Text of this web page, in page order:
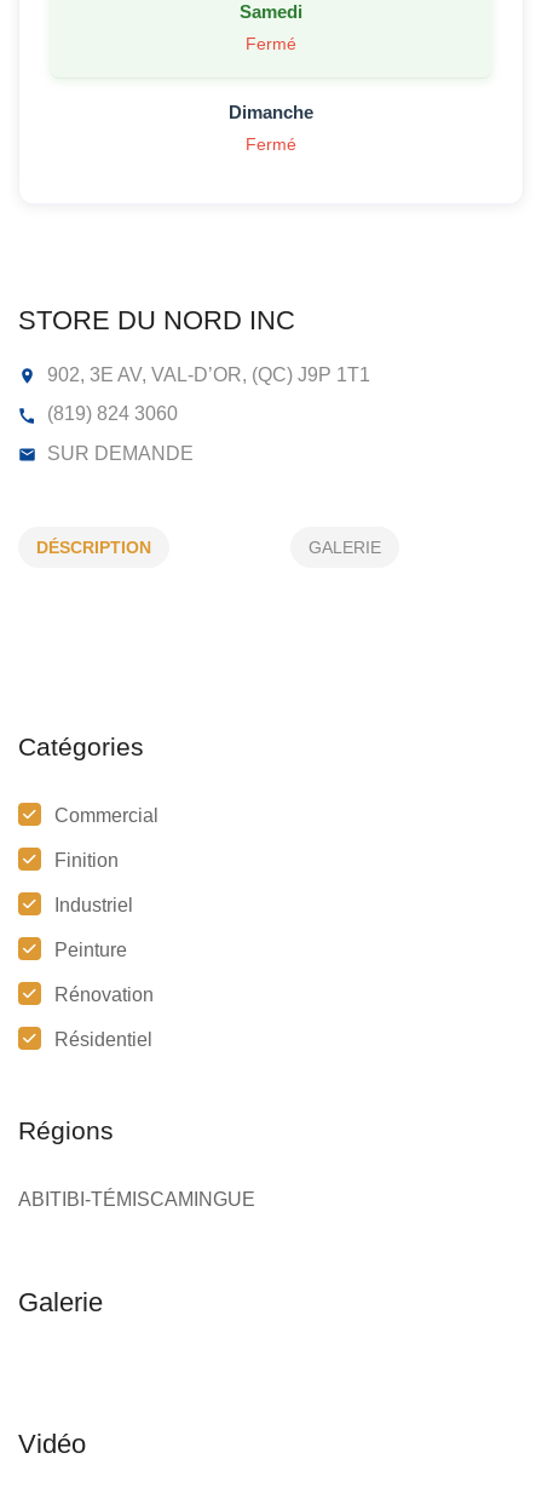
902, 3E AV, VAL-D’OR, (QC)J9P 1T1
DÉSCRIPTION GALERIE
Catégories
Commercial
Finition
Industriel
Peinture
Rénovation
Résidentiel
Régions
ABITIBI-TÉMISCAMINGUE
Samedi
Fermé
Dimanche
Fermé